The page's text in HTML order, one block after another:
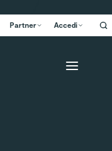
Partner Accedi